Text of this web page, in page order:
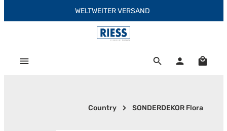
Zum Hauptinhalt springenWELTWEITER VERSAND
Country SONDERDEKOR Flora